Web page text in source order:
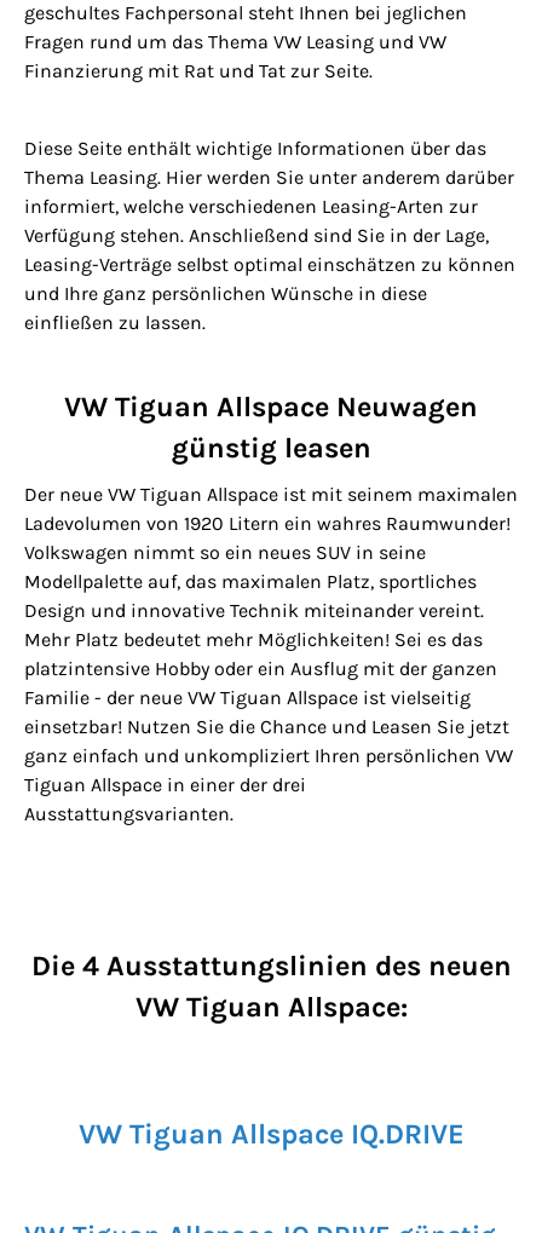
geschultes Fachpersonal steht Ihnen bei jeglichen
Fragen rund um das Thema VW Leasing und VW
Finanzierung mit Rat und Tat zur Seite.
Diese Seite enthält wichtige Informationen über das
Thema Leasing. Hier werden Sie unter anderem darüber
informiert, welche verschiedenen Leasing-Arten zur
Verfügung stehen. Anschließend sind Sie in der Lage,
Leasing-Verträge selbst optimal einschätzen zu können
und Ihre ganz persönlichen Wünsche in diese
einfließen zu lassen.
VW Tiguan Allspace Neuwagen
günstig leasen
Der neue VW Tiguan Allspace ist mit seinem maximalen
Ladevolumen von 1920 Litern ein wahres Raumwunder!
Volkswagen nimmt so ein neues SUV in seine
Modellpalette auf, das maximalen Platz, sportliches
Design und innovative Technik miteinander vereint.
Mehr Platz bedeutet mehr Möglichkeiten! Sei es das
platzintensive Hobby oder ein Ausflug mit der ganzen
Familie - der neue VW Tiguan Allspace ist vielseitig
einsetzbar! Nutzen Sie die Chance und Leasen Sie jetzt
ganz einfach und unkompliziert Ihren persönlichen VW
Tiguan Allspace in einer der drei
Ausstattungsvarianten.
Die 4 Ausstattungslinien des neuen
VW Tiguan Allspace:
VW Tiguan Allspace IQ.DRIVE